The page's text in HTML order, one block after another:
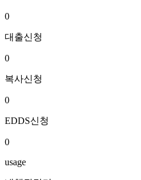
0
대출신청
0
복사신청
0
EDDS신청
0
usage